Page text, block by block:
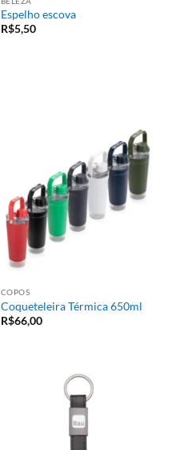
Espelho escova
R$5,50
COPOS
Coqueteleira Térmica 650ml
R$66,00